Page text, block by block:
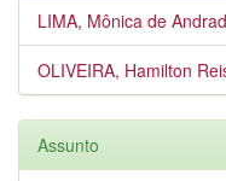
LIMA, Mônica de
OLIVEIRA, Hamilton
Assunto